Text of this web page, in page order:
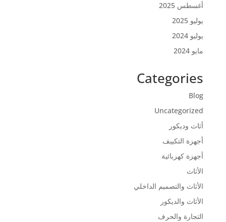
أغسطس 2025
يوليو 2025
يوليو 2024
مايو 2024
Categories
Blog
Uncategorized
أثاث وديكور
أجهزة التكييف
أجهزة كهربائية
الأثاث
الأثاث والتصميم الداخلي
الأثاث والديكور
التجارة والحرف